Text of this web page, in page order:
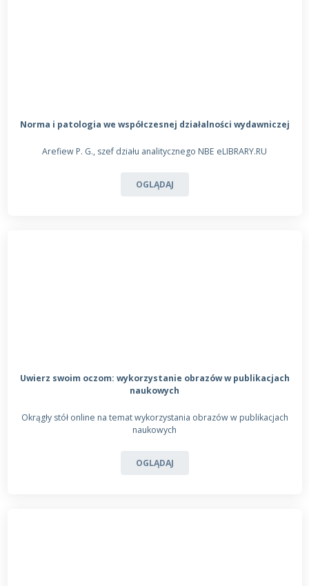
Norma i patologia we współczesnej działalności wydawniczej
Arefiew P. G., szef działu analitycznego NBE eLIBRARY.RU
OGLĄDAJ
Uwierz swoim oczom: wykorzystanie obrazów w publikacjach
naukowych
Okrągły stół online na temat wykorzystania obrazów w publikacjach
naukowych
OGLĄDAJ